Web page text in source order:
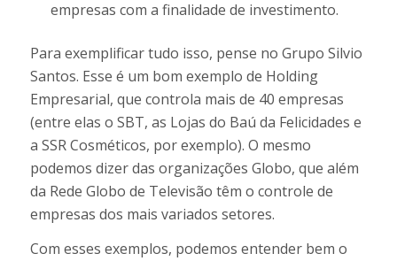
empresas com a finalidade de investimento.
Para exemplificar tudo isso, pense no Grupo Silvio
Santos. Esse é um bom exemplo de Holding
Empresarial, que controla mais de 40 empresas
(entre elas o SBT, as Lojas do Baú da Felicidades e
a SSR Cosméticos, por exemplo). O mesmo
podemos dizer das organizações Globo, que além
da Rede Globo de Televisão têm o controle de
empresas dos mais variados setores.
Com esses exemplos, podemos entender bem o